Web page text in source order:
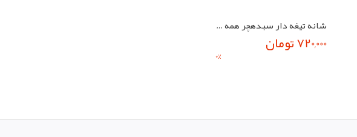
شانه تیغه دار سبدهچر همه کاره مناسب جوجه کشی تمام پرندگان
720,000 تومان 0%